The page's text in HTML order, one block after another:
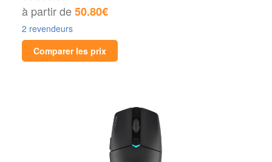
à partir de50.80€
2 revendeurs
Comparer les prix